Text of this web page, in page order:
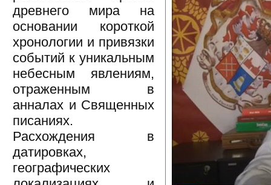
древнего мира на
основании короткой
хронологии и привязки
событий к уникальным
небесным явлениям,
отраженным в
анналах и Священных
писаниях.
Расхождения в
датировках,
географических